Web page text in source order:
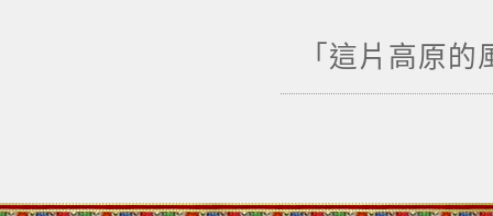
「這片高原